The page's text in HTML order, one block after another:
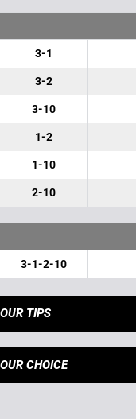
3-1
3-2
3-10
1-2
1-10
2-10
3-1-2-10
OUR TIPS
OUR CHOICE